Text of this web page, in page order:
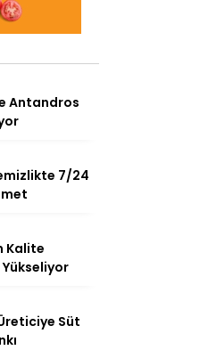
Antandros
7/24
Kalite
Süt